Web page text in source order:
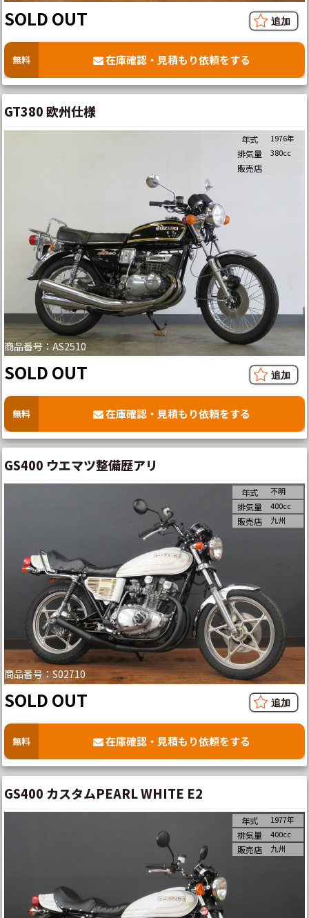
SOLD OUT
無料 在庫確認・見積もり依頼をする
GT380 欧州仕様
商品番号：AS2510
年式 1976年
排気量 380cc
販売店
SOLD OUT
無料 在庫確認・見積もり依頼をする
GS400 ウエマツ整備歴アリ
商品番号：S02710
年式 不明
排気量 400cc
販売店 九州
SOLD OUT
無料 在庫確認・見積もり依頼をする
GS400 カスタムPEARL WHITE E2
年式 1977年
排気量 400cc
販売店 九州